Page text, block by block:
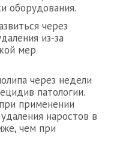
оборудования.
через
из-за
мер
через недели
патологии.
применении
наростов в
чем при